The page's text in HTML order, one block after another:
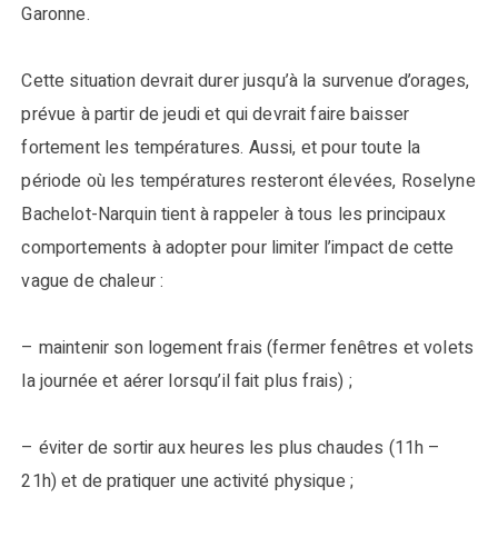
Garonne.
Cette situation devrait durer jusqu’à la survenue d’orages,
prévue à partir de jeudi et qui devrait faire baisser
fortement les températures. Aussi, et pour toute la
période où les températures resteront élevées, Roselyne
Bachelot-Narquin tient à rappeler à tous les principaux
comportements à adopter pour limiter l’impact de cette
vague de chaleur :
– maintenir son logement frais (fermer fenêtres et volets
la journée et aérer lorsqu’il fait plus frais) ;
– éviter de sortir aux heures les plus chaudes (11h –
21h) et de pratiquer une activité physique ;